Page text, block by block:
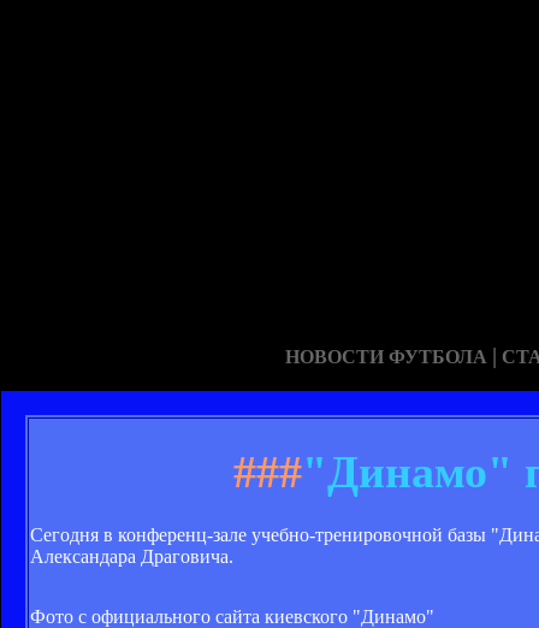
НОВОСТИ ФУТБОЛА |
###"Динамо"
Сегодня в конференц-зале учебно-тренировочной базы
Александара Драговича.
Фото с официального сайта киевского "Динамо"